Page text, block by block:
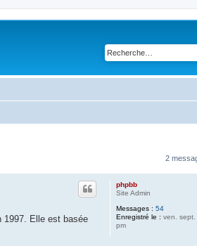
2
phpbb
Site Admin
Messages : 54
Enregistré le : ven.
pm
1997. Elle est basée